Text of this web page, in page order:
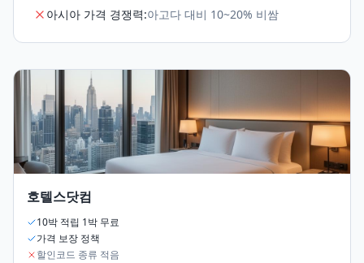
아시아 가격 경쟁력:아고다 대비 10~20% 비쌈
호텔스닷컴
10박 적립 1박 무료
가격 보장 정책
할인코드 종류 적음